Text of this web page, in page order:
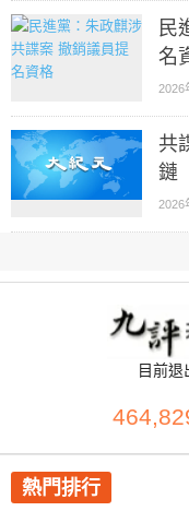
民
名
2026
共
鏈
2026
目前
熱門排行